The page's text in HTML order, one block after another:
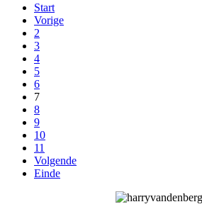
Start
Vorige
2
3
4
5
6
7
8
9
10
11
Volgende
Einde